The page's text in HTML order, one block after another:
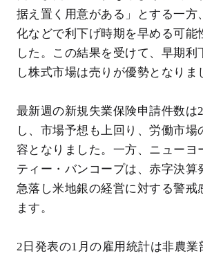
据え置く用意がある」とする一方
化などで利下げ時期を早める可能
した。この結果を受けて、早期利
し株式市場は売りが優勢となりま
最新週の新規失業保険申請件数は
し、市場予想も上回り、労働市場
容となりました。一方、ニューヨ
ティー・バンコープは、赤字決算
急落し米地銀の経営に対する警戒
ます。
2日発表の1月の雇用統計は非農業